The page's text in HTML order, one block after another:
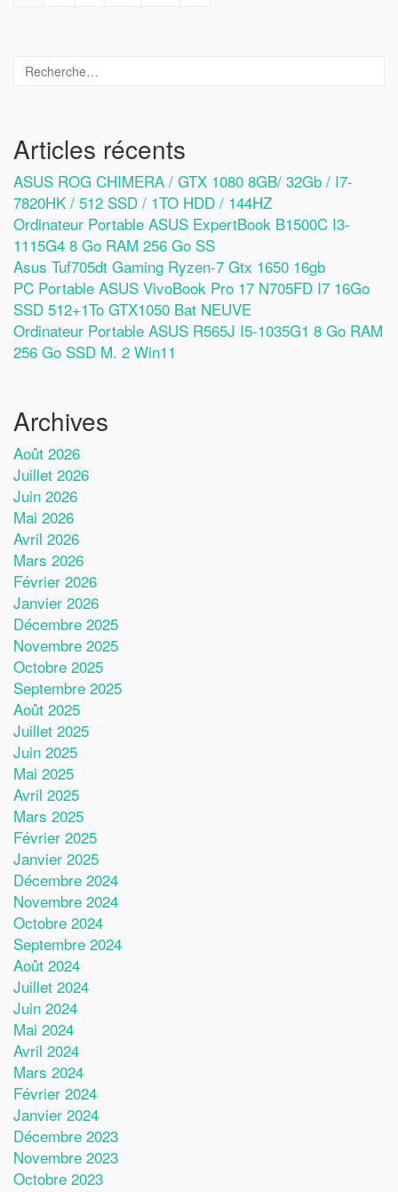
Articles récents
ASUS ROG CHIMERA / GTX 1080 8GB/ 32Gb / I7-
7820HK / 512 SSD / 1TO HDD / 144HZ
Ordinateur Portable ASUS ExpertBook B1500C I3-
1115G4 8 Go RAM 256 Go SS
Asus Tuf705dt Gaming Ryzen-7 Gtx 1650 16gb
PC Portable ASUS VivoBook Pro 17 N705FD I7 16Go
SSD 512+1To GTX1050 Bat NEUVE
Ordinateur Portable ASUS R565J I5-1035G1 8 Go RAM
256 Go SSD M. 2 Win11
Archives
Août 2026
Juillet 2026
Juin 2026
Mai 2026
Avril 2026
Mars 2026
Février 2026
Janvier 2026
Décembre 2025
Novembre 2025
Octobre 2025
Septembre 2025
Août 2025
Juillet 2025
Juin 2025
Mai 2025
Avril 2025
Mars 2025
Février 2025
Janvier 2025
Décembre 2024
Novembre 2024
Octobre 2024
Septembre 2024
Août 2024
Juillet 2024
Juin 2024
Mai 2024
Avril 2024
Mars 2024
Février 2024
Janvier 2024
Décembre 2023
Novembre 2023
Octobre 2023